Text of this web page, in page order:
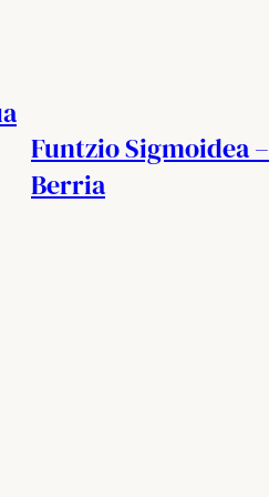
Funtzio Sigmoidea –
Berria